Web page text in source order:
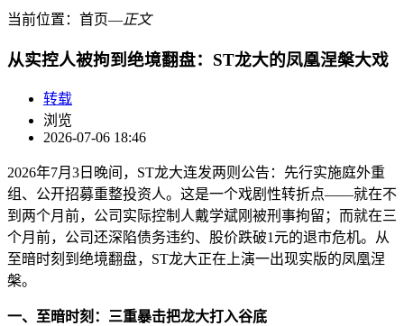
当前位置： 首页―正文
从实控人被拘到绝境翻盘：ST龙大的凤凰涅槃大戏
转载
浏览
2026-07-06 18:46
2026年7月3日晚间，ST龙大连发两则公告：先行实施庭外重
组、公开招募重整投资人。这是一个戏剧性转折点——就在不
到两个月前，公司实际控制人戴学斌刚被刑事拘留；而就在三
个月前，公司还深陷债务违约、股价跌破1元的退市危机。从
至暗时刻到绝境翻盘，ST龙大正在上演一出现实版的凤凰涅
槃。
一、至暗时刻：三重暴击把龙大打入谷底